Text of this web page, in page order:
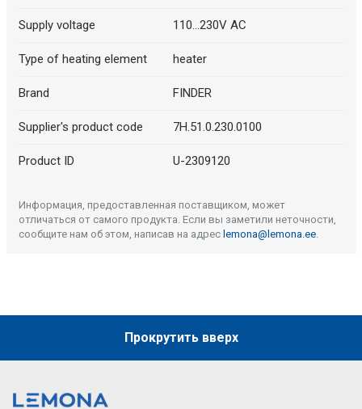
Supply voltage 110...230V AC
Type of heating element heater
Brand FINDER
Supplier's product code 7H.51.0.230.0100
Product ID U-2309120
Информация, предоставленная поставщиком, может
отличаться от самого продукта. Если вы заметили неточности,
сообщите нам об этом, написав на адрес lemona@lemona.ee.
Прокрутить вверх